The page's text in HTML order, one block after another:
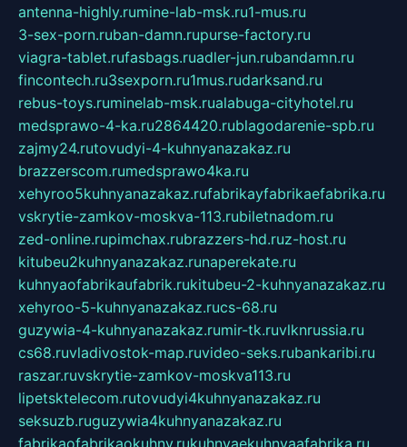
antenna-highly.rumine-lab-msk.ru1-mus.ru
3-sex-porn.ruban-damn.rupurse-factory.ru
viagra-tablet.rufasbags.ruadler-jun.rubandamn.ru
fincontech.ru3sexporn.ru1mus.rudarksand.ru
rebus-toys.ruminelab-msk.rualabuga-cityhotel.ru
medsprawo-4-ka.ru2864420.rublagodarenie-spb.ru
zajmy24.rutovudyi-4-kuhnyanazakaz.ru
brazzerscom.rumedsprawo4ka.ru
xehyroo5kuhnyanazakaz.rufabrikayfabrikaefabrika.ru
vskrytie-zamkov-moskva-113.rubiletnadom.ru
zed-online.rupimchax.rubrazzers-hd.ruz-host.ru
kitubeu2kuhnyanazakaz.runaperekate.ru
kuhnyaofabrikaufabrik.rukitubeu-2-kuhnyanazakaz.ru
xehyroo-5-kuhnyanazakaz.rucs-68.ru
guzywia-4-kuhnyanazakaz.rumir-tk.ruvlknrussia.ru
cs68.ruvladivostok-map.ruvideo-seks.rubankaribi.ru
raszar.ruvskrytie-zamkov-moskva113.ru
lipetsktelecom.rutovudyi4kuhnyanazakaz.ru
seksuzb.ruguzywia4kuhnyanazakaz.ru